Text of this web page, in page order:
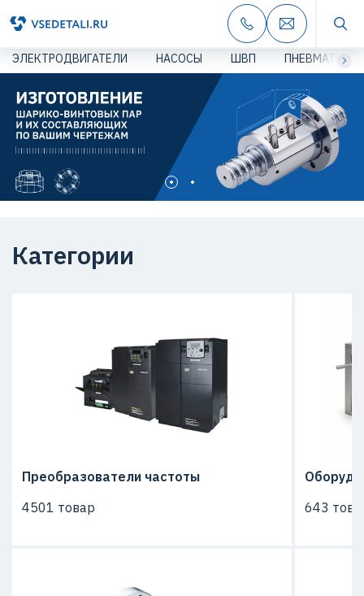
ЭЛЕКТРОДВИГАТЕЛИ НАСОСЫ ШВП ПНЕВМАТИКА
Категории
Преобразователи частоты
4501 товар
643